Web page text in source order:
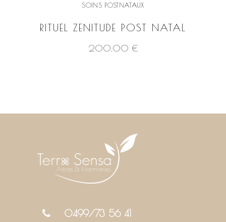
SOINS POSTNATAUX
RITUEL ZENITUDE POST NATAL
200,00 €
0499/73 56 41